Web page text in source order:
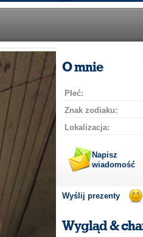
O mnie
Płeć:
Znak zodiaku:
Lokalizacja:
Napisz
wiadomość
Wyślij prezenty
Wygląd &